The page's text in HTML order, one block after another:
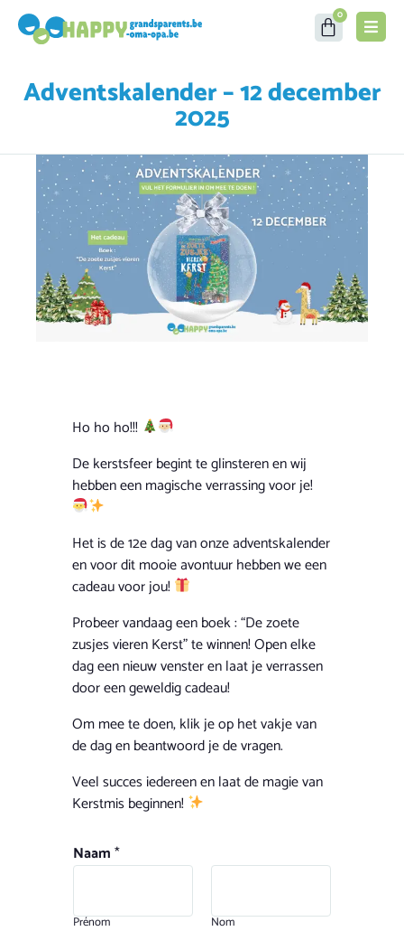
0
Adventskalender – 12 december
2025
Ho ho ho!!!
De kerstsfeer begint te glinsteren en wij
hebben een magische verrassing voor je!
Het is de 12e dag van onze adventskalender
en voor dit mooie avontuur hebben we een
cadeau voor jou!
Probeer vandaageen boek : “De zoete
zusjes vieren Kerst”te winnen! Open elke
dag een nieuw venster en laat je verrassen
door een geweldig cadeau!
Om mee te doen, klik je op het vakje van
de dag en beantwoord je de vragen.
Veel succes iedereen en laat de magie van
Kerstmis beginnen!
Naam*
Prénom Nom